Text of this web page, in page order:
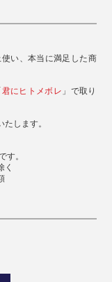
とう、今日「買
トリコになるは
い、本当に満足した商
君にヒトメボレ 」で取り
します。
す。
く